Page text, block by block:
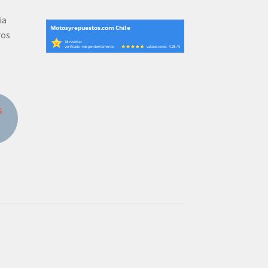
Motosyrepuestos.com Chile
18 reseñas
verificado independientemente valoraciones 4.78/ 5